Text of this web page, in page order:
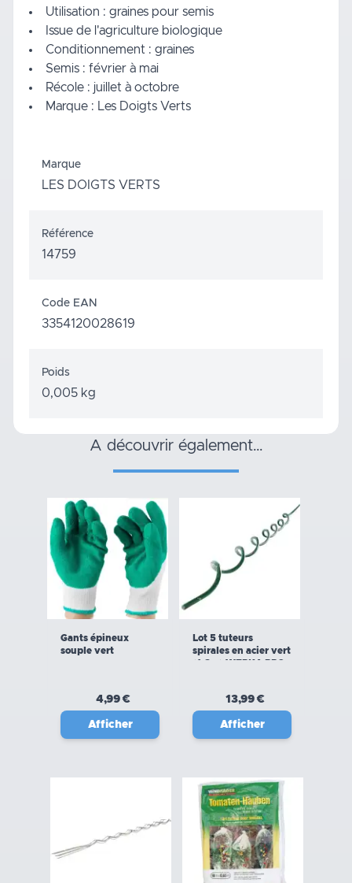
Utilisation : graines pour semis
Issue de l'agriculture biologique
Conditionnement : graines
Semis : février à mai
Récole : juillet à octobre
Marque : Les Doigts Verts
Marque
LES DOIGTS VERTS
Référence
14759
Code EAN
3354120028619
Poids
0,005 kg
a découvrir également…
Gants épineux
souple vert
4,99 €
Afficher
Lot 5 tuteurs
spirales en acier vert
(1,8m) WERKA PRO
13,99 €
Afficher